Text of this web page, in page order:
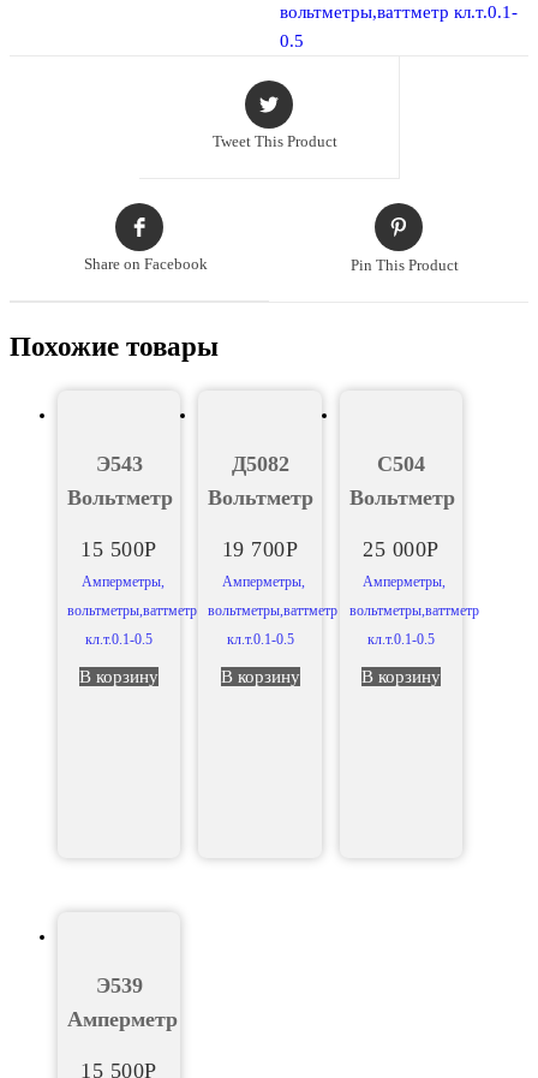
вольтметры,ваттметр кл.т.0.1-
0.5
Tweet This Product
Share on Facebook Pin This Product
Похожие товары
Э543
Вольтметр
15 500Р
Амперметры,
вольтметры,ваттметр
кл.т.0.1-0.5
В корзину
Д5082
Вольтметр
19 700Р
Амперметры,
вольтметры,ваттметр
кл.т.0.1-0.5
В корзину
С504
Вольтметр
25 000Р
Амперметры,
вольтметры,ваттметр
кл.т.0.1-0.5
В корзину
Э539
Амперметр
15 500Р